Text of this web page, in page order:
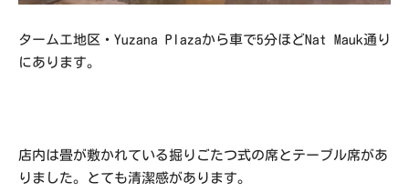
タームエ地区・Yuzana Plazaから車で5分ほどNat Mauk通り
にあります。
店内は畳が敷かれている掘りごたつ式の席とテーブル席があ
りました。とても清潔感があります。